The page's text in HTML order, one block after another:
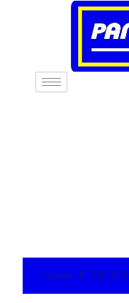
Home FRUITS